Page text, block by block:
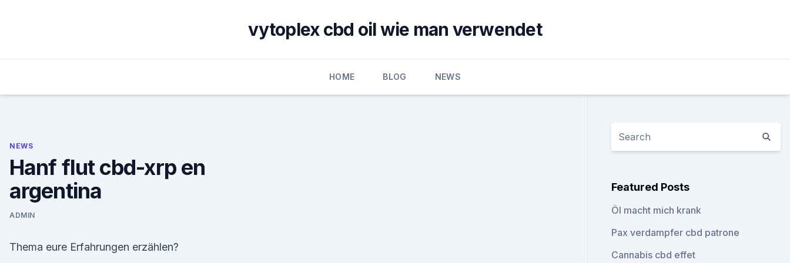
vytoplex cbd oil wie man verwendet
HOME BLOG NEWS
NEWS
Hanf flut cbd-xrp en
argentina
ADMIN
Thema eure Erfahrungen erzählen?
Featured Posts
Öl macht mich krank
Pax verdampfer cbd patrone
Cannabis cbd effet